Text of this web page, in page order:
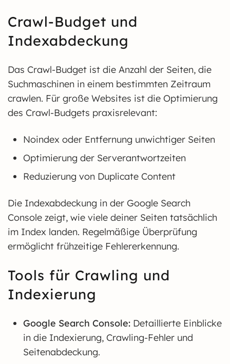
Crawl-Budget und
Indexabdeckung
Das Crawl-Budget ist die Anzahl der Seiten, die
Suchmaschinen in einem bestimmten Zeitraum
crawlen. Für große Websites ist die Optimierung
des Crawl-Budgets praxisrelevant:
Noindex oder Entfernung unwichtiger Seiten
Optimierung der Serverantwortzeiten
Reduzierung von Duplicate Content
Die Indexabdeckung in der Google Search
Console zeigt, wie viele deiner Seiten tatsächlich
im Index landen. Regelmäßige Überprüfung
ermöglicht frühzeitige Fehlererkennung.
Tools für Crawling und
Indexierung
Google Search Console: Detaillierte Einblicke
in die Indexierung, Crawling-Fehler und
Seitenabdeckung.